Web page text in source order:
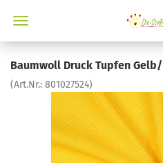
Baumwoll Druck Tupfen
(Art.Nr.: 801027524)